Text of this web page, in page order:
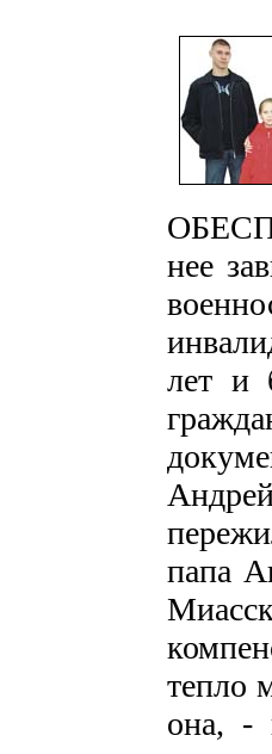
нее
лет и
папа
тепло
она, -